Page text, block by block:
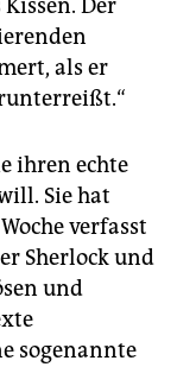
Der
als er
ihren echte
Sie hat
verfasst
Sherlock und
und
sogenannte